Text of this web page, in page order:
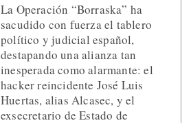
La Operación “Borraska” ha
sacudido con fuerza el tablero
político y judicial español,
destapando una alianza tan
inesperada como alarmante: el
hacker reincidente José Luis
Huertas, alias Alcasec, y el
exsecretario de Estado de